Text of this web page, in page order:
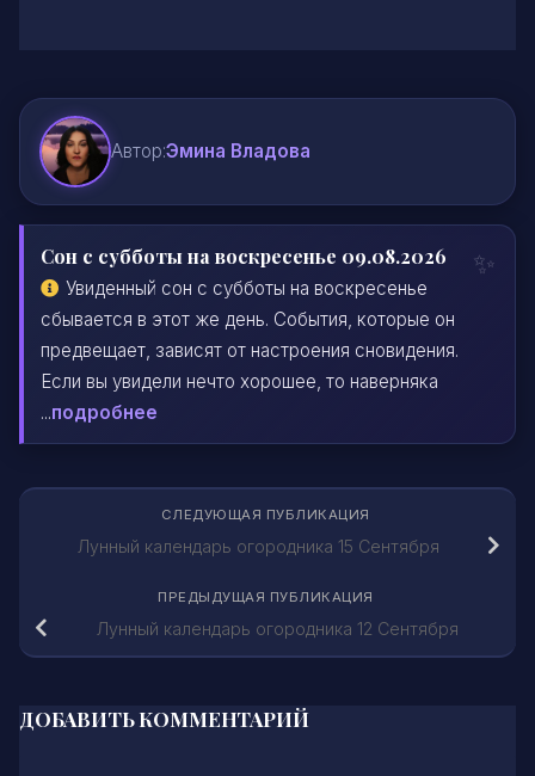
Автор:Эмина Владова
Сон с субботы на воскресенье 09.08.2026
Увиденный сон с субботы на воскресенье
сбывается в этот же день. События, которые он
предвещает, зависят от настроения сновидения.
Если вы увидели нечто хорошее, то наверняка
...подробнее
СЛЕДУЮЩАЯ ПУБЛИКАЦИЯ
Лунный календарь огородника 15 Сентября
ПРЕДЫДУЩАЯ ПУБЛИКАЦИЯ
Лунный календарь огородника 12 Сентября
ДОБАВИТЬ КОММЕНТАРИЙ